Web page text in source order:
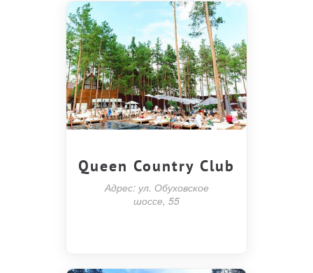
Queen Country Club
Адрес: ул. Обуховское
шоссе, 55